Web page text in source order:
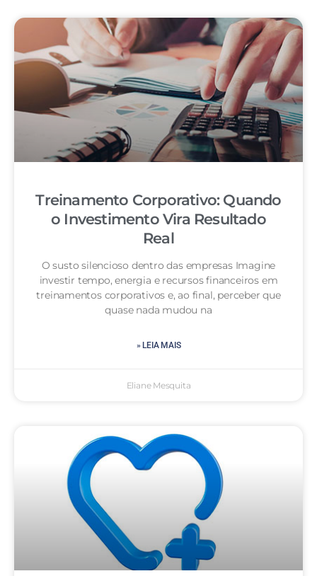
Treinamento Corporativo: Quando
o Investimento Vira Resultado
Real
O susto silencioso dentro das empresas Imagine
investir tempo, energia e recursos financeiros em
treinamentos corporativos e, ao final, perceber que
quase nada mudou na
» LEIA MAIS
Eliane Mesquita